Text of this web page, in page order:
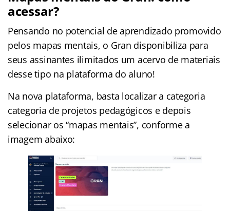
acessar?
Pensando no potencial de aprendizado promovido
pelos mapas mentais, o Gran disponibiliza para
seus assinantes ilimitados um acervo de materiais
desse tipo na plataforma do aluno!
Na nova plataforma, basta localizar a categoria
categoria de projetos pedagógicos e depois
selecionar os “mapas mentais”, conforme a
imagem abaixo: